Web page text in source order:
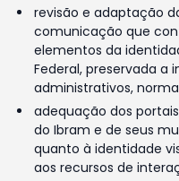
revisão e adaptação
comunicação que
elementos da
Federal, preservada a
administrativos,
adequação dos
do Ibram e de seus
quanto à identidade
aos recursos de